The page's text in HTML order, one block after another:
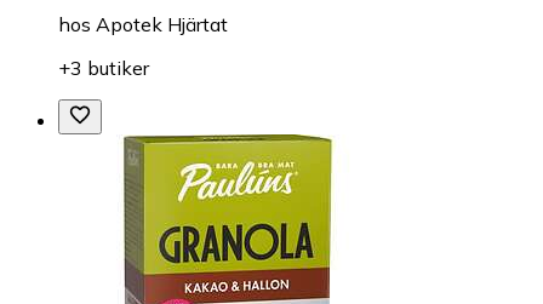
hos Apotek Hjärtat
+3 butiker